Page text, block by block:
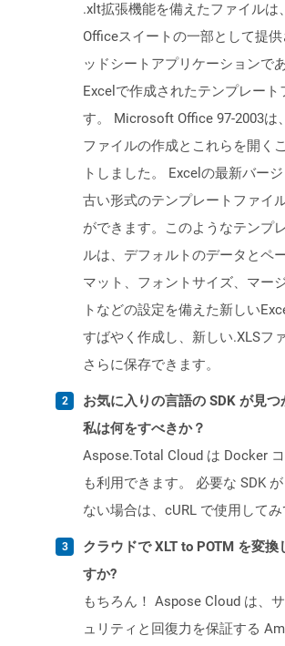
.xlt拡張機能を備えたファイル
Officeスイートの一部として提
ッドシートアプリケーションで
Excelで作成されたテンプレート
す。 Microsoft Office 97-2003は
ファイルの作成とこれらを開く
トしました。 Excelの最新バー
古い形式のテンプレートファイ
ができます。このようなテンプ
ルは、デフォルトのデータとペ
マット、フォントサイズ、マー
トなどの設定を備えた新しい
すばやく作成し、新しい.XLSフ
さらに保存できます。
お気に入りの言語の SDK が見つ
私は何をすべきか？
Aspose.Total Cloud は Docker
も利用できます。 必要な SDK
ない場合は、cURL で使用してみ
クラウドで XLT to POTM を変換
すか?
もちろん！ Aspose Cloud は、
ュリティと回復力を保証する